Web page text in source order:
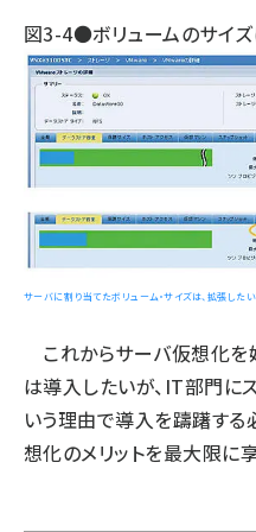
図3-4●ボリュームのサイズ
サーバに割り当てたボリューム・サイズは、拡張した
これからサーバ仮想化を
は導入したいが、IT部門に
いう理由で導入を躊躇する
想化のメリットを最大限に